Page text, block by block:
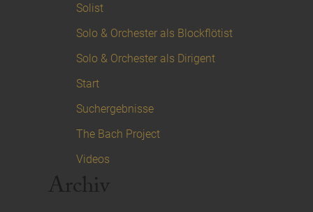
Solist
Solo & Orchester als Blockflötist
Solo & Orchester als Dirigent
Start
Suchergebnisse
The Bach Project
Videos
Archiv